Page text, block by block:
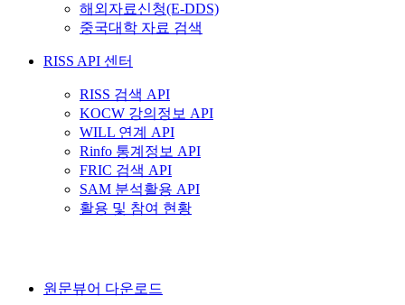
해외자료신청(E-DDS)
중국대학 자료 검색
RISS API 센터
RISS 검색 API
KOCW 강의정보 API
WILL 연계 API
Rinfo 통계정보 API
FRIC 검색 API
SAM 분석활용 API
활용 및 참여 현황
원문뷰어 다운로드